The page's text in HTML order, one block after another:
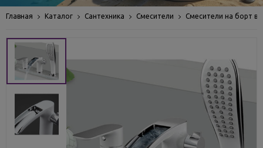
Главная Каталог Сантехника Смесители Смесители на борт